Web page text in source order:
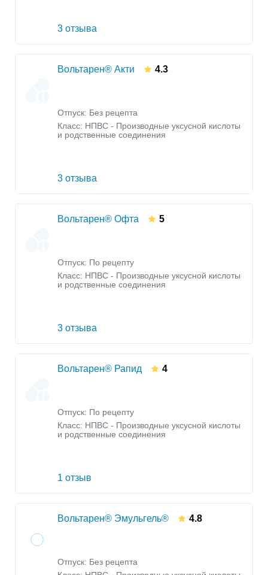
3 отзыва
Вольтарен® Акти 4.3
Отпуск: Без рецепта
Класс: НПВС - Производные уксусной кислоты
и родственные соединения
3 отзыва
Вольтарен® Офта 5
Отпуск: По рецепту
Класс: НПВС - Производные уксусной кислоты
и родственные соединения
3 отзыва
Вольтарен® Рапид 4
Отпуск: По рецепту
Класс: НПВС - Производные уксусной кислоты
и родственные соединения
1 отзыв
Вольтарен® Эмульгель® 4.8
Отпуск: Без рецепта